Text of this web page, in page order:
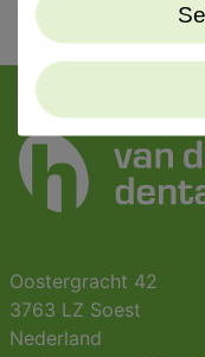
Oostergracht 42
3763 LZ Soest
Nederland